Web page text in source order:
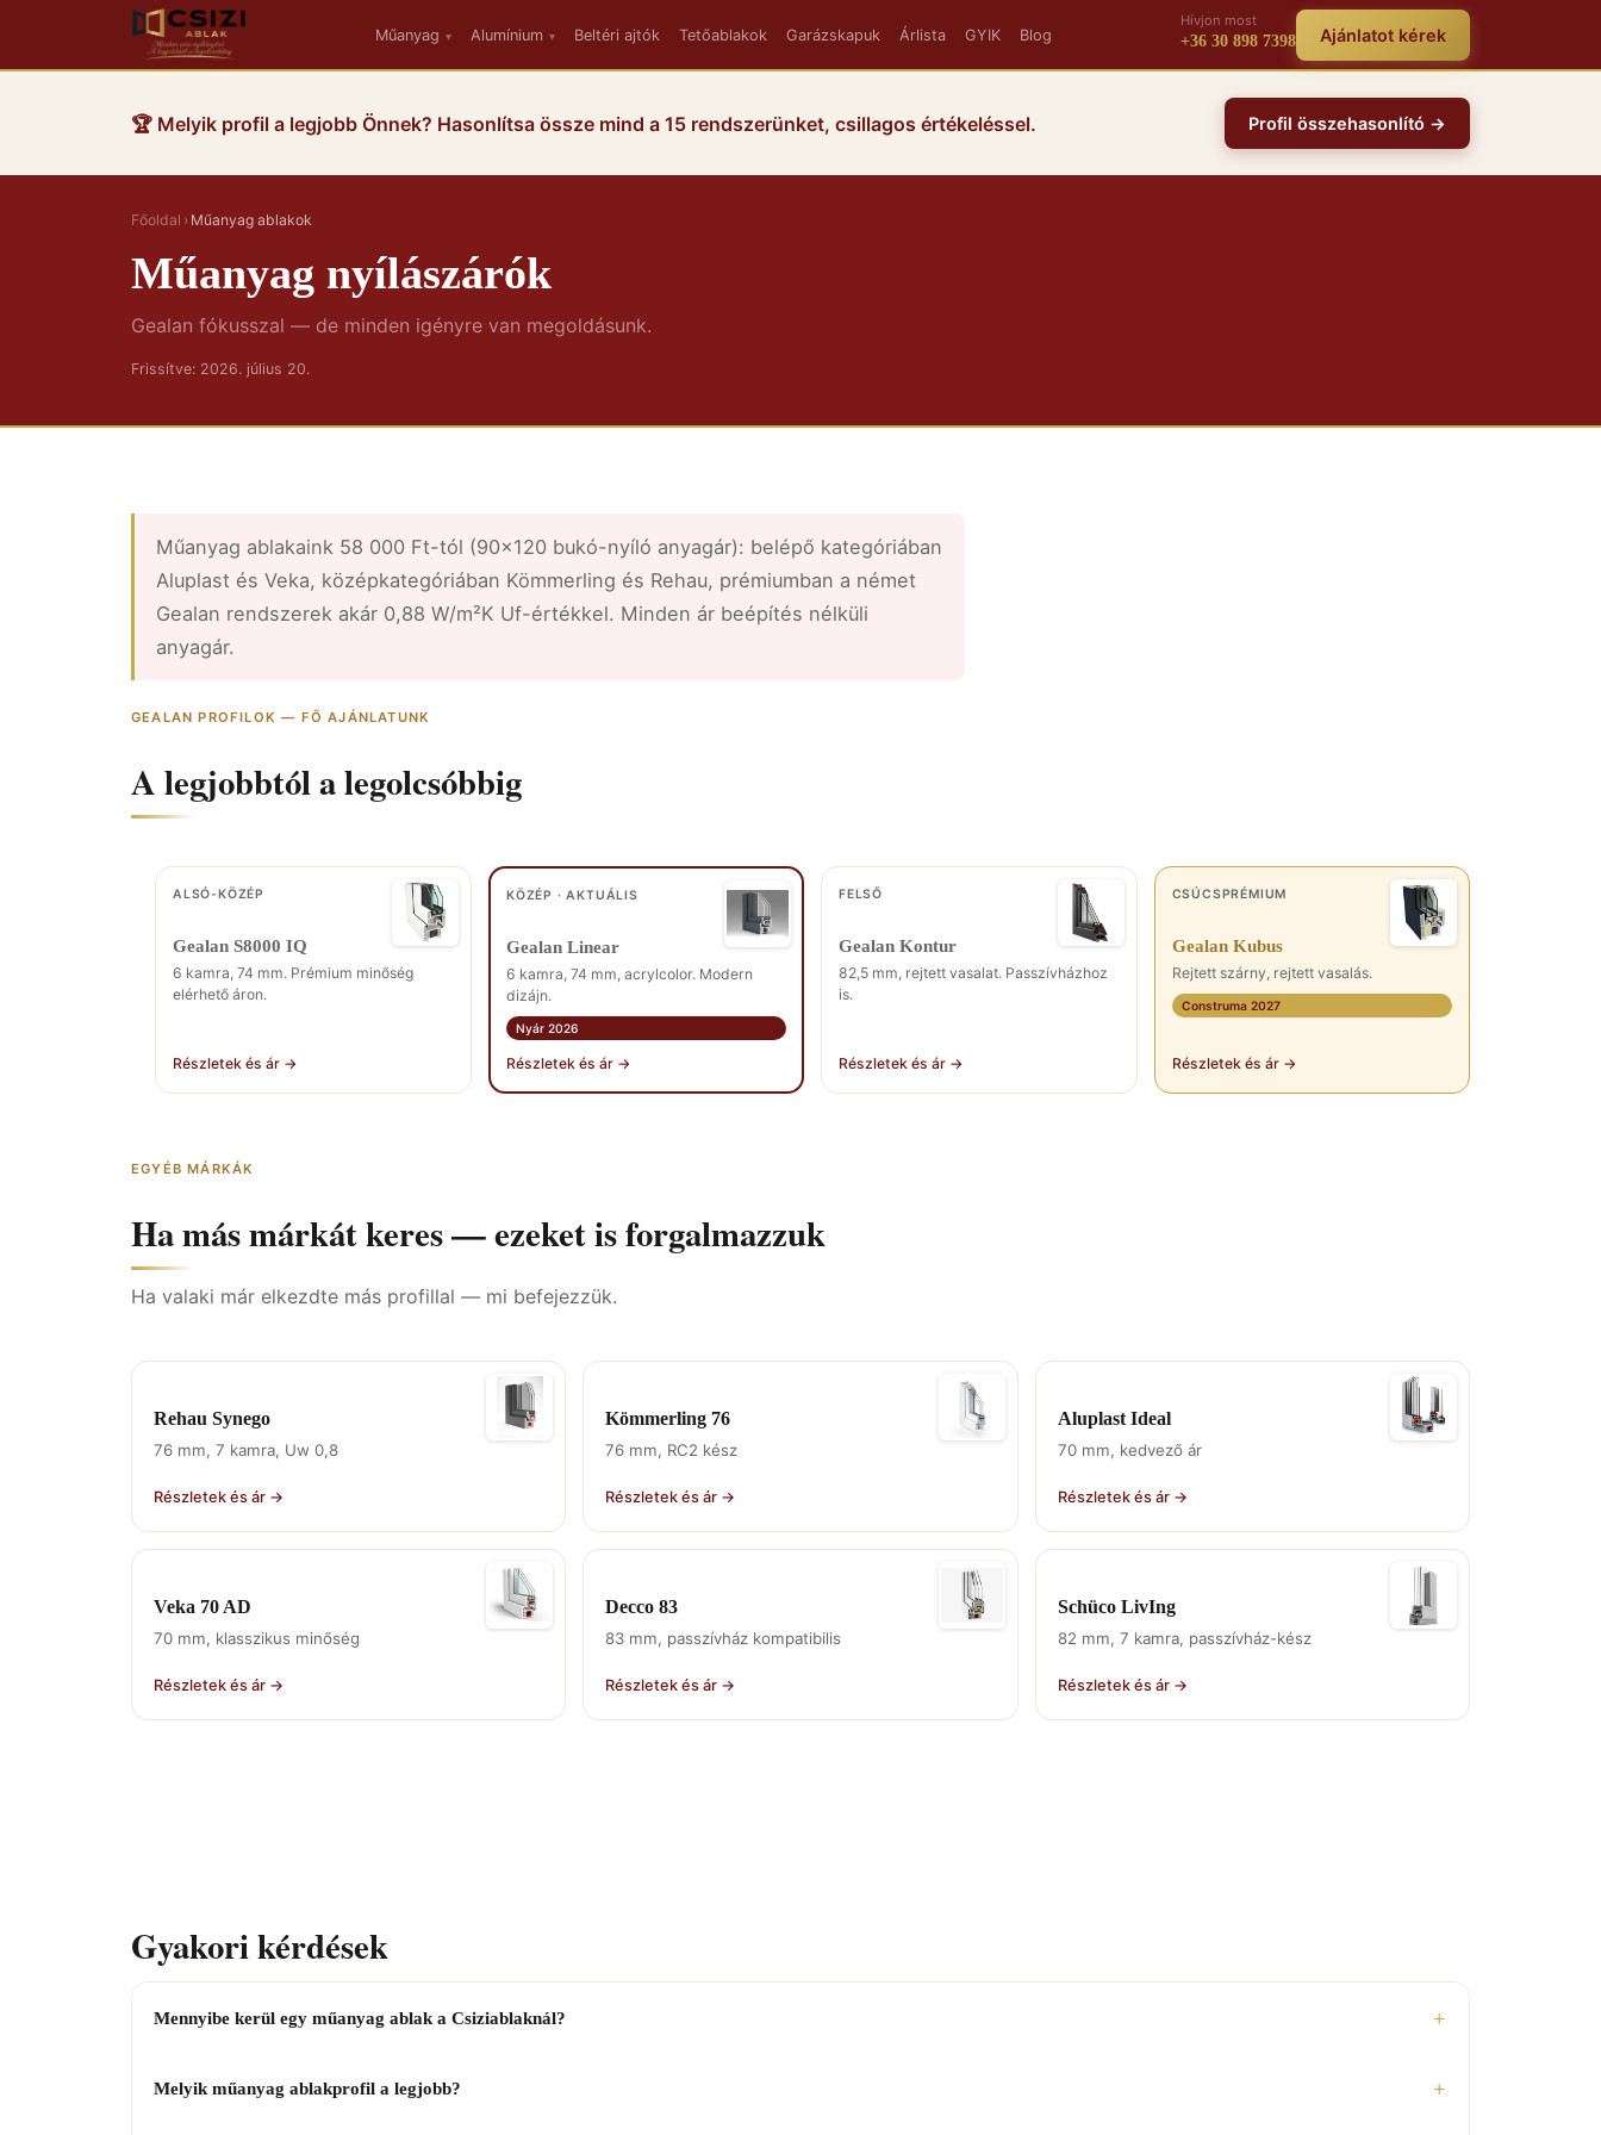
Műanyag ▾ Alumínium ▾ Beltéri ajtók Tetőablakok Garázskapuk Árlista GYIK Blog
Hívjon most
+36 30 898 7398 Ajánlatot kérek
🏆 Melyik profil a legjobb Önnek? Hasonlítsa össze mind a 15 rendszerünket, csillagos értékeléssel. Profil összehasonlító →
Főoldal › Műanyag ablakok
Műanyag nyílászárók
Gealan fókusszal — de minden igényre van megoldásunk.
Frissítve: 2026. július 20.
Műanyag ablakaink 58 000 Ft-tól (90×120 bukó-nyíló anyagár): belépő kategóriában
Aluplast és Veka, középkategóriában Kömmerling és Rehau, prémiumban a német
Gealan rendszerek akár 0,88 W/m²K Uf-értékkel. Minden ár beépítés nélküli
anyagár.
GEALAN PROFILOK — FŐ AJÁNLATUNK
A legjobbtól a legolcsóbbig
ALSÓ-KÖZÉP
Gealan S8000 IQ
6 kamra, 74 mm. Prémium minőség
elérhető áron.
Részletek és ár →
KÖZÉP · AKTUÁLIS
Gealan Linear
6 kamra, 74 mm, acrylcolor. Modern
dizájn.
Nyár 2026
Részletek és ár →
FELSŐ
Gealan Kontur
82,5 mm, rejtett vasalat. Passzívházhoz
is.
Részletek és ár →
CSÚCSPRÉMIUM
Gealan Kubus
Rejtett szárny, rejtett vasalás.
Construma 2027
Részletek és ár →
EGYÉB MÁRKÁK
Ha más márkát keres — ezeket is forgalmazzuk
Ha valaki már elkezdte más profillal — mi befejezzük.
Rehau Synego
76 mm, 7 kamra, Uw 0,8
Részletek és ár →
Kömmerling 76
76 mm, RC2 kész
Részletek és ár →
Aluplast Ideal
70 mm, kedvező ár
Részletek és ár →
Veka 70 AD
70 mm, klasszikus minőség
Részletek és ár →
Decco 83
83 mm, passzívház kompatibilis
Részletek és ár →
Schüco LivIng
82 mm, 7 kamra, passzívház-kész
Részletek és ár →
Gyakori kérdések
Mennyibe kerül egy műanyag ablak a Csiziablaknál?
Melyik műanyag ablakprofil a legjobb?